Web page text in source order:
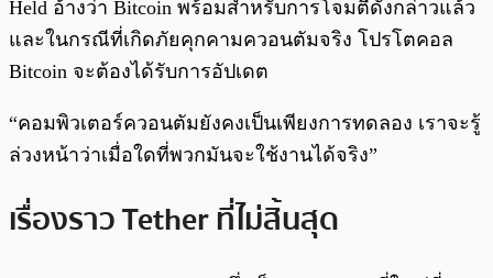
Held อ้างว่า Bitcoin พร้อมสำหรับการโจมตีดังกล่าวแล้ว
และในกรณีที่เกิดภัยคุกคามควอนตัมจริง โปรโตคอล
Bitcoin จะต้องได้รับการอัปเดต
“คอมพิวเตอร์ควอนตัมยังคงเป็นเพียงการทดลอง เราจะรู้
ล่วงหน้าว่าเมื่อใดที่พวกมันจะใช้งานได้จริง”
เรื่องราว Tether ที่ไม่สิ้นสุด